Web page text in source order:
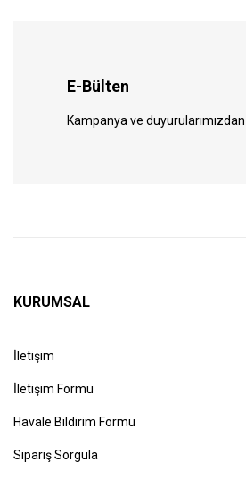
E-Bülten
Kampanya ve
KURUMSAL
İletişim
İletişim Formu
Havale Bildirim Formu
Sipariş Sorgula